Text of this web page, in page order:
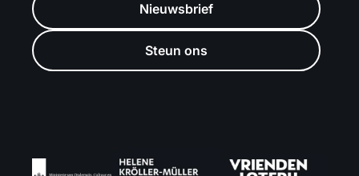
Nieuwsbrief
Steun ons